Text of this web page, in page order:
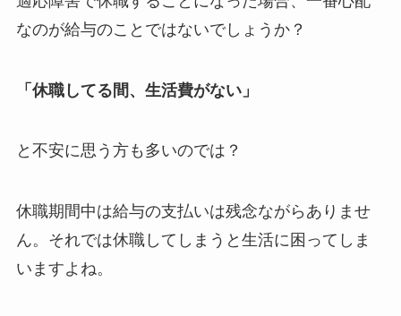
なのが給与のことではないでしょうか？
「休職してる間、生活費がない」
と不安に思う方も多いのでは？
休職期間中は給与の支払いは残念ながらありませ
ん。それでは休職してしまうと生活に困ってしま
いますよね。